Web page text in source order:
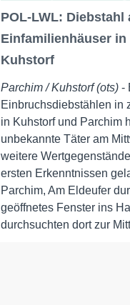
POL-LWL: Diebstahl
Einfamilienhäuser in
Kuhstorf
Parchim / Kuhstorf (ots) -
Einbruchsdiebstählen in
in Kuhstorf und Parchim
unbekannte Täter am
weitere
ersten Erkenntnissen
Parchim, Am Eldeufer
geöffnetes Fenster ins
durchsuchten dort zur